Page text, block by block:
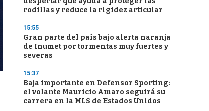
rodillas y reduce la rigidez articular
15:55
Gran parte del país bajo alerta naranja
de Inumet por tormentas muy fuertes y
severas
15:37
Baja importante en Defensor Sporting:
el volante Mauricio Amaro seguirá su
carrera en la MLS de Estados Unidos